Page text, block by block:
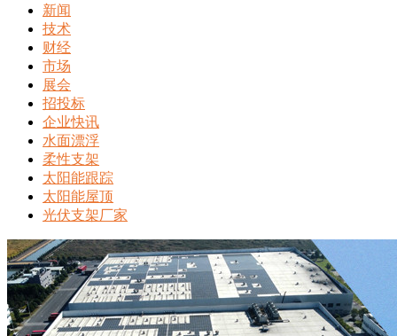
新闻
技术
财经
市场
展会
招投标
企业快讯
水面漂浮
柔性支架
太阳能跟踪
太阳能屋顶
光伏支架厂家